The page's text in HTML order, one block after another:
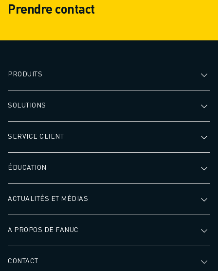
votre processus de production.
Prendre contact
PRODUITS
SOLUTIONS
SERVICE CLIENT
ÉDUCATION
ACTUALITÉS ET MÉDIAS
A PROPOS DE FANUC
CONTACT